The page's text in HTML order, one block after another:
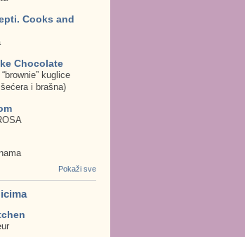
Cooks and
Chocolate
kuglice
i brašna)
Pokaži sve